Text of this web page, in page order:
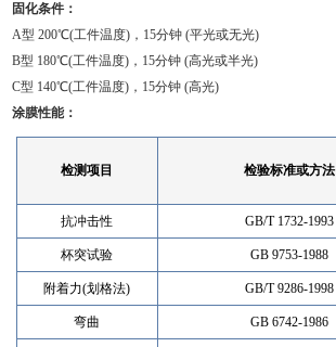
固化条件：
A型 200℃(工件温度)，15分钟 (平光或无光)
B型 180℃(工件温度)，15分钟 (高光或半光)
C型 140℃(工件温度)，15分钟 (高光)
涂膜性能：
检测项目 检验标准或方法
抗冲击性 GB/T 1732-1993
杯突试验 GB 9753-1988
附着力(划格法) GB/T 9286-1998
弯曲 GB 6742-1986